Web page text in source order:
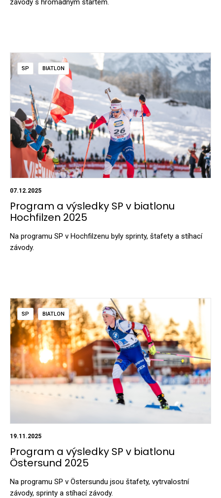
závody s hromadným startem.
SP BIATLON
07.12.2025
Program a výsledky SP v biatlonu
Hochfilzen 2025
Na programu SP v Hochfilzenu byly sprinty, štafety a stíhací
závody.
SP BIATLON
19.11.2025
Program a výsledky SP v biatlonu
Östersund 2025
Na programu SP v Östersundu jsou štafety, vytrvalostní
závody, sprinty a stíhací závody.